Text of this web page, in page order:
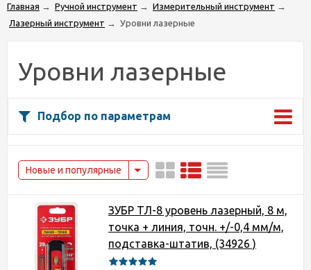
Главная → Ручной инструмент → Измерительный инструмент →
Лазерный инструмент → Уровни лазерные
Уровни лазерные
Подбор по параметрам
Новые и популярные
ЗУБР ТЛ-8 уровень лазерный, 8 м,
точка + линия, точн. +/-0,4 мм/м,
подставка-штатив, (34926 )